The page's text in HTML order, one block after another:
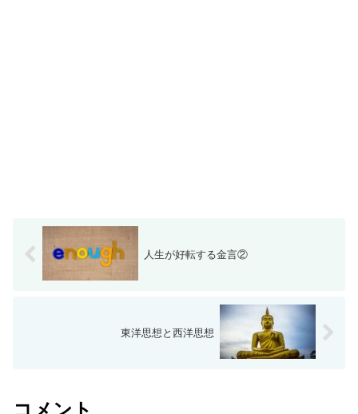
人生が好転する金言②
東洋思想と西洋思想
コメント